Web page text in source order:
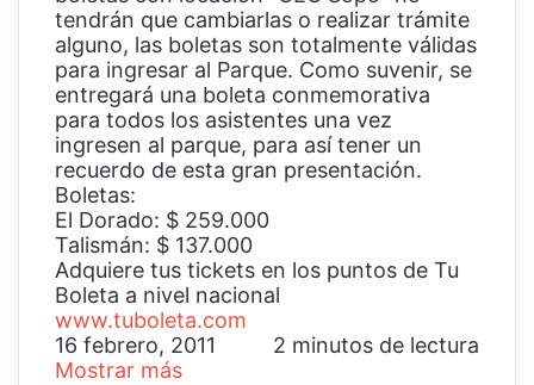
tendrán que cambiarlas o realizar trámite
alguno, las boletas son totalmente válidas
para ingresar al Parque. Como suvenir, se
entregará una boleta conmemorativa
para todos los asistentes una vez
ingresen al parque, para así tener un
recuerdo de esta gran presentación.
Boletas:
El Dorado: $ 259.000
Talismán: $ 137.000
Adquiere tus tickets en los puntos de Tu
Boleta a nivel nacional
www.tuboleta.com
16 febrero, 2011
2 minutos de lectura
Mostrar más